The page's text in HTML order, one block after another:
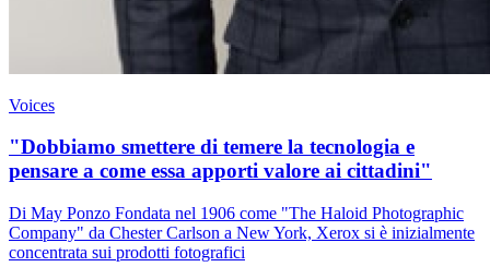
Voices
"Dobbiamo smettere di temere la tecnologia e
pensare a come essa apporti valore ai cittadini"
Di May Ponzo Fondata nel 1906 come "The Haloid Photographic
Company" da Chester Carlson a New York, Xerox si è inizialmente
concentrata sui prodotti fotografici